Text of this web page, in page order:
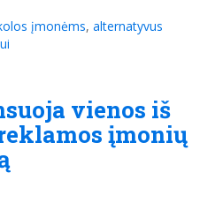
įmonėms, alternatyvus
vienos iš
įmonių